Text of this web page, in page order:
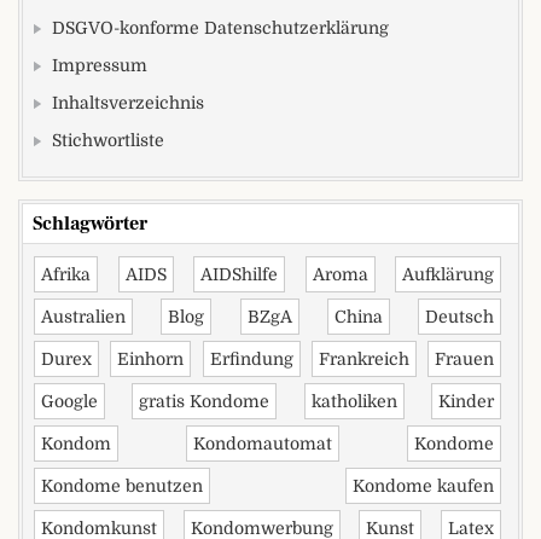
DSGVO-konforme Datenschutzerklärung
Impressum
Inhaltsverzeichnis
Stichwortliste
Schlagwörter
Afrika AIDS AIDShilfe Aroma Aufklärung
Australien Blog BZgA China Deutsch
Durex Einhorn Erfindung Frankreich Frauen
Google gratis Kondome katholiken Kinder
Kondom Kondomautomat Kondome
Kondome benutzen Kondome kaufen
Kondomkunst Kondomwerbung Kunst Latex